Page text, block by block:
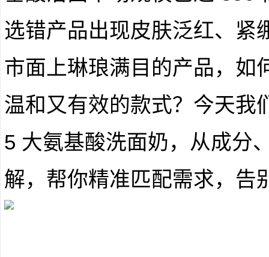
选错产品出现皮肤泛红、紧
市面上琳琅满目的产品，如
温和又有效的款式？今天我
5 大氨基酸洗面奶，从成分
解，帮你精准匹配需求，告